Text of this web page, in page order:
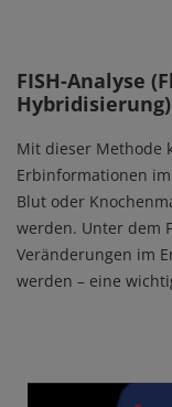
FISH-Analyse
Mit dieser Methode
Erbinformationen
Blut oder
werden. Unter dem
Veränderungen im
werden – eine